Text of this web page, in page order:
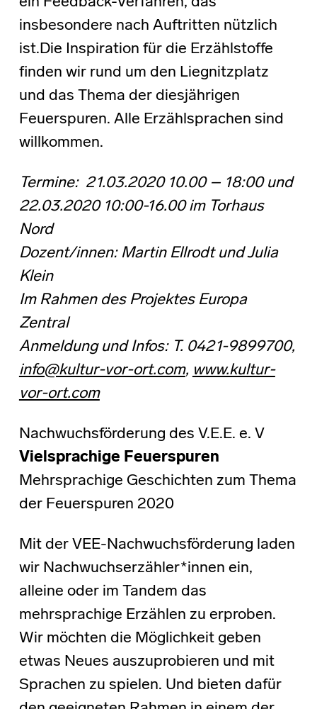
insbesondere nach Auftritten nützlich
ist.Die Inspiration für die Erzählstoffe
finden wir rund um den Liegnitzplatz
und das Thema der diesjährigen
Feuerspuren. Alle Erzählsprachen sind
willkommen.
Termine: 21.03.2020 10.00 – 18:00 und
22.03.2020 10:00-16.00 im Torhaus
Nord
Dozent/innen: Martin Ellrodt und Julia
Klein
Im Rahmen des Projektes Europa
Zentral
Anmeldung und Infos: T. 0421-9899700,
info@kultur-vor-ort.com, www.kultur-
vor-ort.com
Nachwuchsförderung des V.E.E. e. V
Vielsprachige Feuerspuren
Mehrsprachige Geschichten zum Thema
der Feuerspuren 2020
Mit der VEE-Nachwuchsförderung laden
wir Nachwuchserzähler*innen ein,
alleine oder im Tandem das
mehrsprachige Erzählen zu erproben.
Wir möchten die Möglichkeit geben
etwas Neues auszuprobieren und mit
Sprachen zu spielen. Und bieten dafür